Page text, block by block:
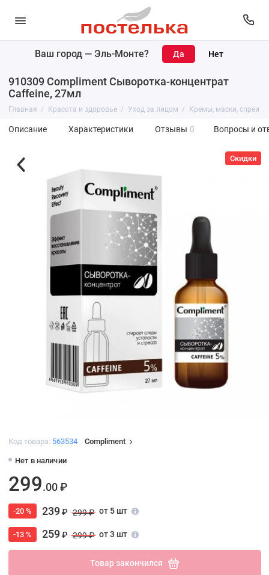
Ваш город — Эль-Монте?
910309 Compliment Сыворотка-концентрат
Caffeine, 27мл
Главная Красота и здоровье Уход за лицом Кремы, маски, спреи
Описание Характеристики Отзывы 0 Вопросы и
Скидки
Код товара: 563534 Compliment
Нет в наличии
299.00 ₽
-20 % 239₽ 299 ₽ от 5 шт
-13 % 259₽ 299 ₽ от 3 шт
Товар закончился